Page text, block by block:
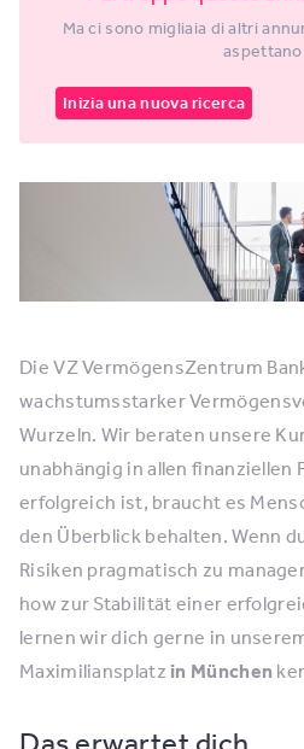
Ma ci sono migliaia di altri
Inizia una nuova ricerca
Die VZ VermögensZentrum
wachstumsstarker
Wurzeln. Wir beraten unsere
unabhängig in allen finanziellen
erfolgreich ist, braucht es
den Überblick behalten. Wenn
Risiken pragmatisch zu
how zur Stabilität einer
lernen wir dich gerne in
Maximiliansplatz in München
Das erwartet dich